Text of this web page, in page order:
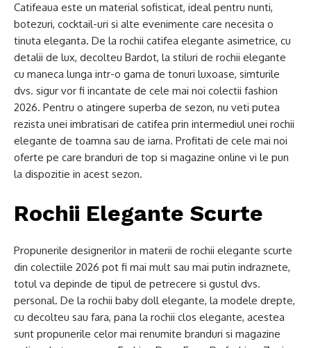
Catifeaua este un material sofisticat, ideal pentru nunti,
botezuri, cocktail-uri si alte evenimente care necesita o
tinuta eleganta. De la rochii catifea elegante asimetrice, cu
detalii de lux, decolteu Bardot, la stiluri de rochii elegante
cu maneca lunga intr-o gama de tonuri luxoase, simturile
dvs. sigur vor fi incantate de cele mai noi colectii fashion
2026. Pentru o atingere superba de sezon, nu veti putea
rezista unei imbratisari de catifea prin intermediul unei rochii
elegante de toamna sau de iarna. Profitati de cele mai noi
oferte pe care branduri de top si magazine online vi le pun
la dispozitie in acest sezon.
Rochii Elegante Scurte
Propunerile designerilor in materii de rochii elegante scurte
din colectiile 2026 pot fi mai mult sau mai putin indraznete,
totul va depinde de tipul de petrecere si gustul dvs.
personal. De la rochii baby doll elegante, la modele drepte,
cu decolteu sau fara, pana la rochii clos elegante, acestea
sunt propunerile celor mai renumite branduri si magazine